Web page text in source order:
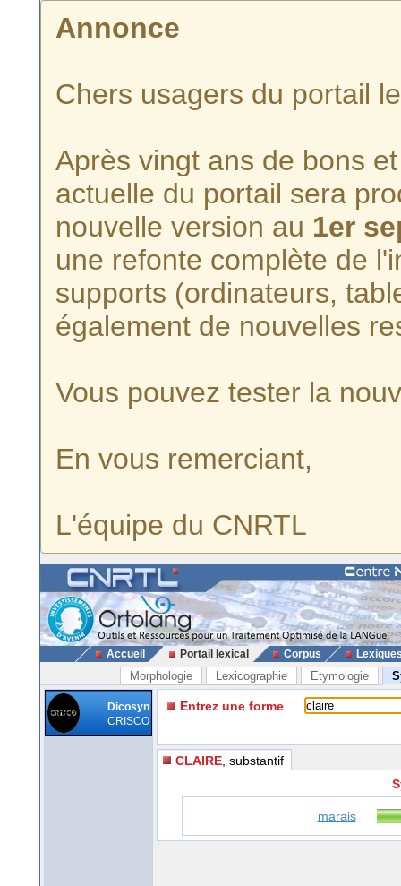
Annonce
Chers usagers du portail
Après vingt ans de bons
actuelle du portail sera
nouvelle version au 1er
une refonte complète de
supports (ordinateurs,
également de nouvelles
Vous pouvez tester la
En vous remerciant,
L'équipe du CNRTL
Accueil Portail lexical Corpus
Morphologie Lexicographie Etymologie
Dicosyn
CRISCO
Entrez une forme
CLAIRE , substantif
marais